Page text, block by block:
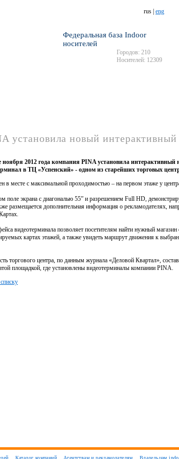
rus | eng
Федеральная база Indoor
носителей
Городов: 210
Носителей: 12309
установила новый интерактивный
ноября 2012 года компания PINA установила интерактивный
в ТЦ «Успенский» - одном из старейших торговых
в месте с максимальной проходимостью – на первом этаже у
поле экрана с диагональю 55” и разрешением Full HD,
размещается дополнительная информация о рекламодателях,
видеотерминала позволяет посетителям найти нужный
картах этажей, а также увидеть маршрут движения к
торгового центра, по данным журнала «Деловой Квартал»,
площадкой, где установлены видеотерминалы компании PINA.
Каталог компаний Агентствам и рекламодателям Владельцам